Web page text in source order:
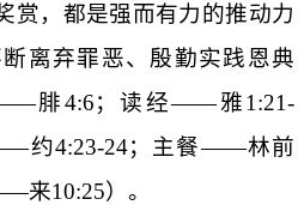
赏，都是强而有力的推动力
离弃罪恶、殷勤实践恩典
腓4:6；读经——雅1:21-
约4:23-24；主餐——林前
来10:25）。